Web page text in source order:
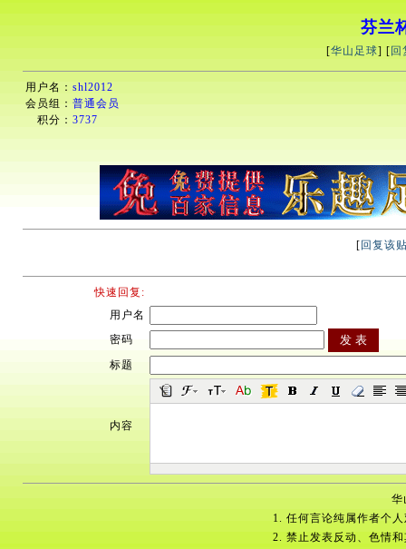
芬兰
[华山足球] [ 回
用户名： shl2012
会员组： 普通会员
积分： 3737
[ 回复该
快速回复:
用户名
密码
标题
内容
华
1. 任何言论纯属作者个
2. 禁止发表反动、色情